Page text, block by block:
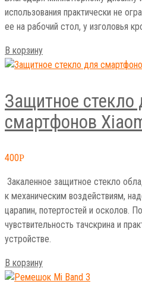
использования практически не
ее на рабочий стол, у изголовья
В корзину
Защитное стекло
смартфонов
400Р
Закаленное защитное стекло
к механическим воздействиям,
царапин, потертостей и осколов.
чувствительность тачскрина и
устройстве.
В корзину